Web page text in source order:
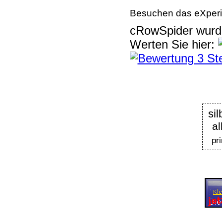
Besuchen das
cRowSpider
Werten Sie hier: